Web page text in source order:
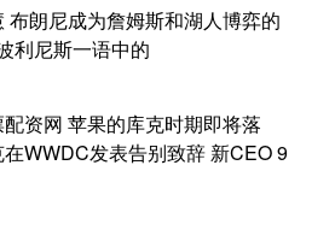
布朗尼成为詹姆斯和湖人博弈的
利尼斯一语中的
资网 苹果的库克时期即将落
WWDC发表告别致辞 新CEO 9